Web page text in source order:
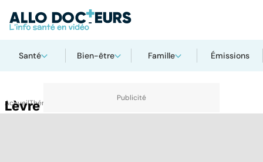
Santé Bien-être Famille Émissions
AccueilThématiques
Lèvre